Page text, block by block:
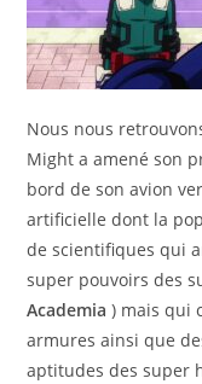
Nous nous
Might a amené son
bord de son avion
artificielle dont la
de scientifiques qui
super pouvoirs des
Academia ) mais qui
armures ainsi que
aptitudes des super